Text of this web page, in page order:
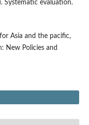
Systematic evaluation.
Asia and the pacific,
New Policies and